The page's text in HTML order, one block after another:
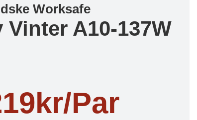
Worksafe
Vinter A10-137W
Par